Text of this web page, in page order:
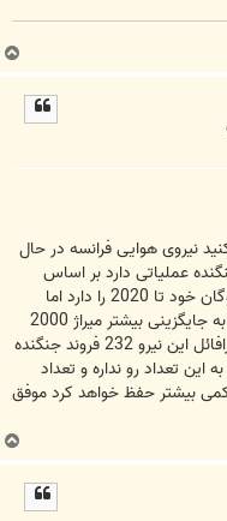
نیروی هوایی فرانسه در حال
کل 500 جنگنده سازمانی تنها 330 جنگنده عملیاتی دارد بر اساس
پروژه2010 این نیرو تصمیمی به بروز رسانی ناوگان خود تا 2020 را دارد اما
افزایش اون به 2000 خیر چرا که بنای این نیرو به جایگزینی بیشتر میراژ 2000
ها با رافائل تا سال 2020 هست کل سفارش رافائل این نیرو 232 فروند جنگنده
تعداد رو نداره و تعداد
بیشتر حفظ خواهد کرد موفق